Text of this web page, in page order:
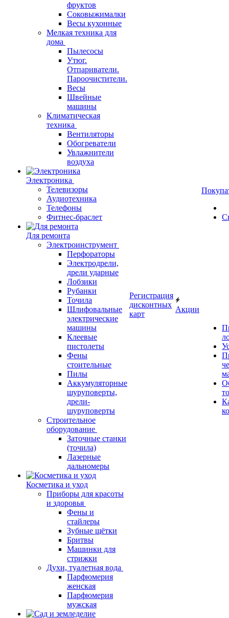
фруктов
Соковыжималки
Весы кухонные
Мелкая техника для
дома
Пылесосы
Утюг.
Отпариватели.
Пароочистители.
Весы
Швейные
машины
Климатическая
техника
Вентиляторы
Обогреватели
Увлажнители
воздуха
Электроника
Телевизоры
Аудиотехника
Телефоны
Фитнес-браслет
Для ремонта
Электроинструмент
Перфораторы
Электродрели,
дрели ударные
Лобзики
Рубанки
Точила
Шлифовальные
электрические
машины
Клеевые
пистолеты
Фены
стоительные
Пилы
Аккумуляторные
шуруповерты,
дрели-
шуруповерты
Строительное
оборудование
Заточные станки
(точила)
Лазерные
дальномеры
Косметика и уход
Приборы для красоты
и здоровья
Фены и
стайлеры
Зубные щётки
Бритвы
Машинки для
стрижки
Духи, туалетная вода
Парфюмерия
женская
Парфюмерия
мужская
Регистрация
дисконтных
карт
Акции